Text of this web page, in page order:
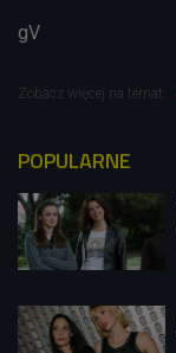
gV
Zobacz więcej na temat:
POPULARNE